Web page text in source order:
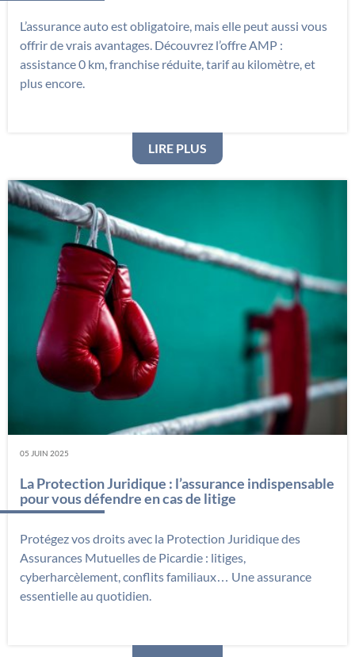
L’assurance auto est obligatoire, mais elle peut aussi vous
offrir de vrais avantages. Découvrez l’offre AMP :
assistance 0 km, franchise réduite, tarif au kilomètre, et
plus encore.
LIRE PLUS
05 JUIN 2025
La Protection Juridique : l’assurance indispensable
pour vous défendre en cas de litige
Protégez vos droits avec la Protection Juridique des
Assurances Mutuelles de Picardie : litiges,
cyberharcèlement, conflits familiaux… Une assurance
essentielle au quotidien.